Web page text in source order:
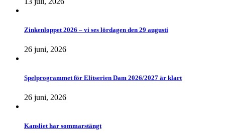
Zinkenloppet 2026 – vi ses lördagen den 29 augusti
26 juni, 2026
Spelprogrammet för Elitserien Dam 2026/2027 är klart
26 juni, 2026
Kansliet har sommarstängt